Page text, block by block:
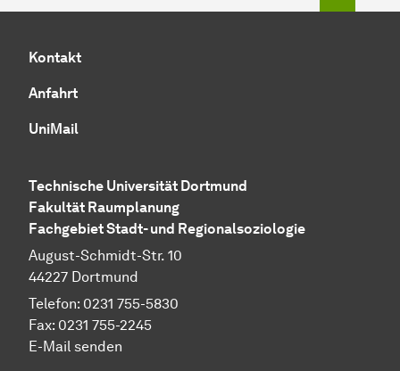
Kontakt
Anfahrt
UniMail
Technische Uni­ver­si­tät Dort­mund
Fa­kul­tät Raum­pla­nung
Fachgebiet Stadt- und Regionalsoziologie
August-Schmidt-Str. 10
44227 Dort­mund
Telefon: 0231 755-5830
Fax: 0231 755-2245
E-Mail senden